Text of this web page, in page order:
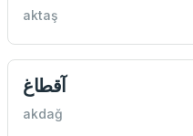
aktaş
آقطاغ
akdağ